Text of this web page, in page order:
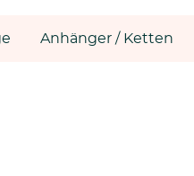
Anhänger / Ketten